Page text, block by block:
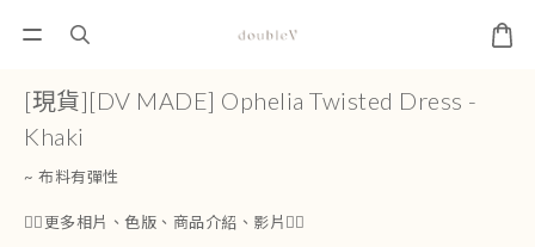
[現貨][DV MADE] Ophelia Twisted Dress -
Khaki
~ 布料有彈性
👇🏻更多相片、色版、商品介紹、影片👇🏻